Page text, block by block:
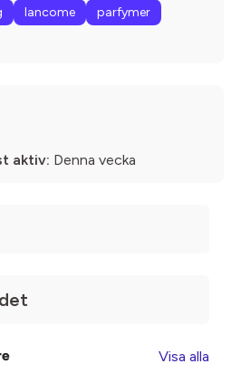
lancome
parfymer
aktiv: Denna vecka
Visa alla